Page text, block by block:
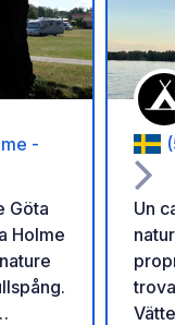
-
Göta
Un
proprietari
trova